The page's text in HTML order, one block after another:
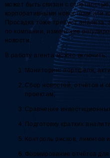
может быть связан с
корпоративными новостями или
Просадка тоже требует
по компании, изменение
новости.
В работу агента можно включить:
Мониторинг портфеля,
Сбор новостей, отчётов и
проектам;
Сравнение
Подготовку кратких
Контроль рисков, лимитов
Формирование отчётов